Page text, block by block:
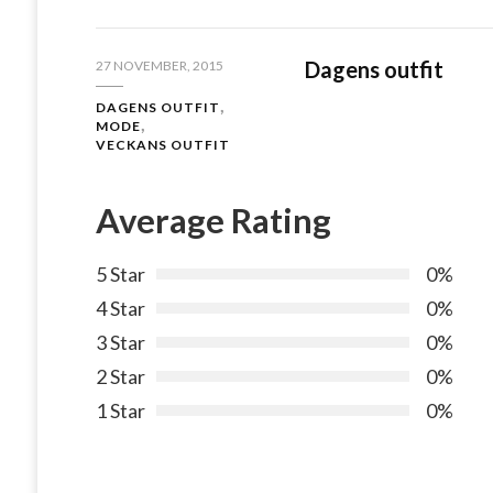
27 NOVEMBER, 2015
DAGENS OUTFIT
MODE
VECKANS OUTFIT
Dagens outfit
Average Rating
5 Star
0%
4 Star
0%
3 Star
0%
2 Star
0%
1 Star
0%